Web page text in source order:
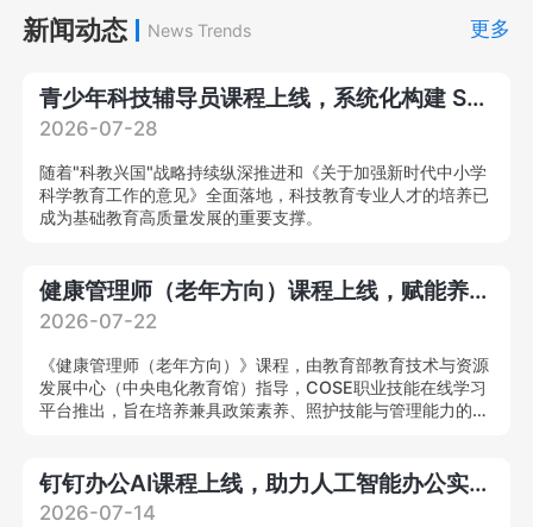
项，在A&HCI、CSSCI、
北大中文核心等刊物发表
专家、中国体育科学学会
会员，主持及参与教育部
育大学学报等发表核心期
刊论文10余篇。
各类学术论文20余篇；作
学体育学院，专任教师，
评审专家，中国体育教练
员杂志审稿专家。
新闻动态 News Trends 更多
青少年科技辅导员课程上线，系统化构建 STEM 专业教学能力
2026-07-28
随着"科教兴国"战略持续纵深推进和《关于加强新时代中小学
科学教育工作的意见》全面落地，科技教育专业人才的培养已
成为基础教育高质量发展的重要支撑。
健康管理师（老年方向）课程上线，赋能养老产业专业化提质升级！
2026-07-22
《健康管理师（老年方向）》课程，由教育部教育技术与资源
发展中心（中央电化教育馆）指导，COSE职业技能在线学习
平台推出，旨在培养兼具政策素养、照护技能与管理能力的复
钉钉办公AI课程上线，助力人工智能办公实战人才培养
2026-07-14